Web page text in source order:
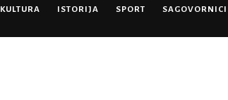
KULTURA ISTORIJA SPORT SAGOVORNICI